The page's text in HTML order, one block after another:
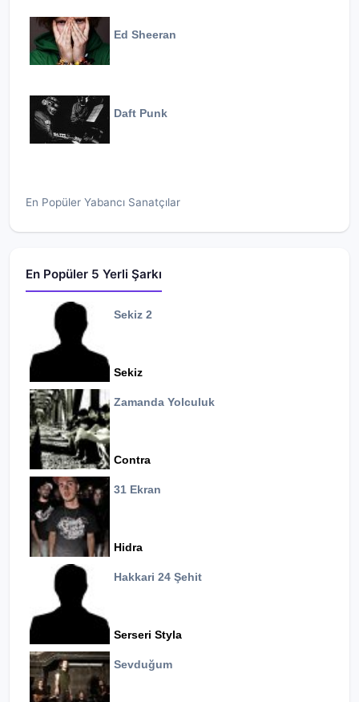
Ed Sheeran
Daft Punk
En Popüler Yabancı Sanatçılar
En Popüler 5 Yerli Şarkı
Sekiz 2
Sekiz
Zamanda Yolculuk
Contra
31 Ekran
Hidra
Hakkari 24 Şehit
Serseri Styla
Sevduğum